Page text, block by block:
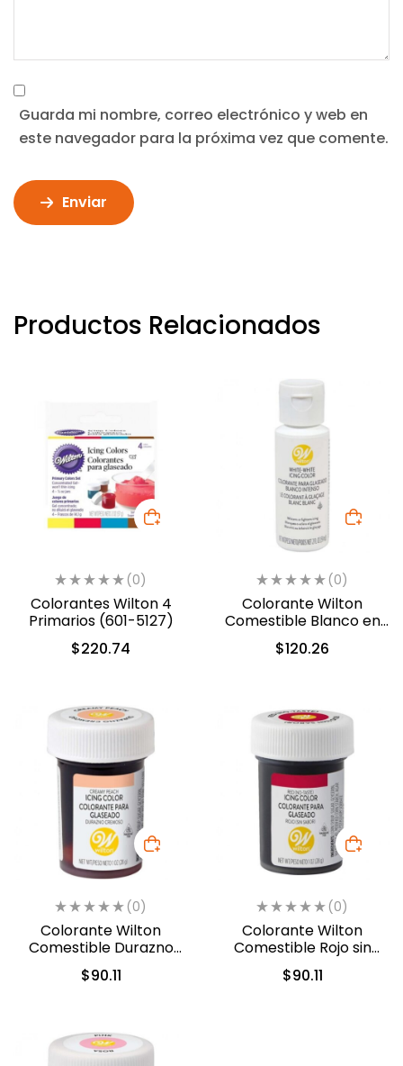
Guarda mi nombre, correo electrónico y web en
este navegador para la próxima vez que comente.
Enviar
Productos Relacionados
(0)
Colorantes Wilton 4
Primarios (601-5127)
$220.74
(0)
Colorante Wilton
Comestible Blanco en
Gel 56.7gr. (603-1236)
$120.26
(0)
Colorante Wilton
Comestible Durazno
Cremoso/Creamy
Peach 28.3gr. (610-210)
$90.11
(0)
Colorante Wilton
Comestible Rojo sin
sabor 28.3gr. (04-0-
0048)
$90.11